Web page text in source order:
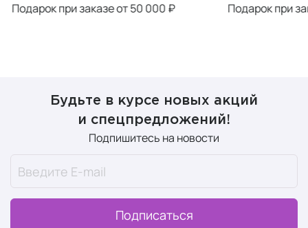
Подарок при заказе от 50 000 ₽ Подарок при
Будьте в курсе новых акций
и спецпредложений!
Подпишитесь на новости
Подписаться